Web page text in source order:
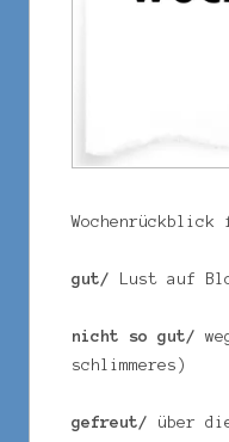
gut/ Lust auf
nicht so gut/
schlimmeres)
gefreut/ über